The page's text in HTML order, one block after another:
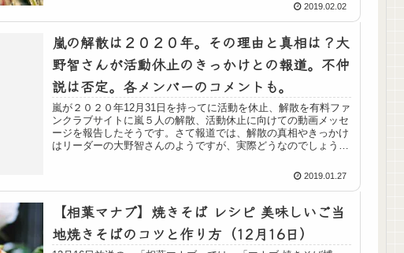
2019.02.02
嵐の解散は２０２０年。その理由と真相は？大
野智さんが活動休止のきっかけとの報道。不仲
説は否定。各メンバーのコメントも。
嵐が２０２０年12月31日を持ってに活動を休止、解散を有料ファ
ンクラブサイトに嵐５人の解散、活動休止に向けての動画メッセ
ージを報告したそうです。さて報道では、解散の真相やきっかけ
はリーダーの大野智さんのようですが、実際どうなのでしょう
2019.01.27
【相葉マナブ】焼きそば レシピ 美味しいご当
地焼きそばのコツと作り方（12月16日）